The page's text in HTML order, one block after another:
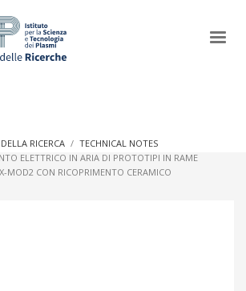
RICERCA
TECHNICAL NOTES
ELETTRICO IN ARIA DI PROTOTIPI IN RAME
MOD2 CON RICOPRIMENTO CERAMICO